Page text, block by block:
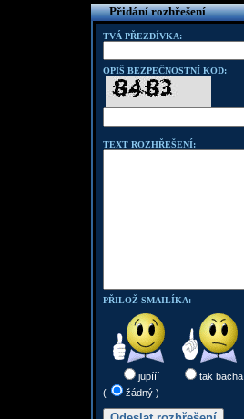
Přidání rozhřešení
TVÁ PŘEZDÍVKA:
OPIŠ BEZPEČNOSTNÍ KOD:
TEXT ROZHŘEŠENÍ:
PŘILOŽ SMAILÍKA:
jupííí tak bacha
(
žádný )